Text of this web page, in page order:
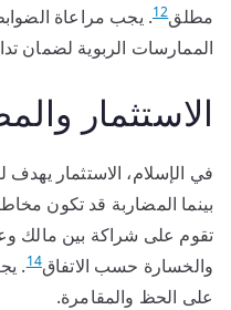
مطلق12. يجب مراعاة
الممارسات الربوية لضمان
الاستثمار
في الإسلام، الاستثمار
بينما المضاربة قد تكون
تقوم على شراكة بين مالك
والخسارة حسب الاتفاق14
.
على الحظ والمقامرة.